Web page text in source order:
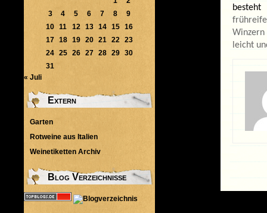
leicht
3
4 5 6 7 8
9
10 11 12 13 14 15
16
17 18 19 20 21 22
23
24 25 26 27 28 29
30
31
« Juli
Extern
Garten
Rotweine aus Italien
Weinetiketten Archiv
Blog Verzeichnisse